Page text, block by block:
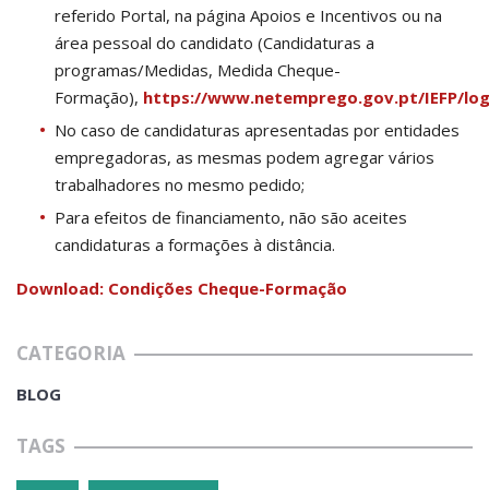
referido Portal, na página Apoios e Incentivos ou na
área pessoal do candidato (Candidaturas a
programas/Medidas, Medida Cheque-
Formação), https://www.netemprego.gov.pt/IEFP/
No caso de candidaturas apresentadas por entidades
empregadoras, as mesmas podem agregar vários
trabalhadores no mesmo pedido;
Para efeitos de financiamento, não são aceites
candidaturas a formações à distância.
Download: Condições Cheque-Formação
CATEGORIA
BLOG
TAGS